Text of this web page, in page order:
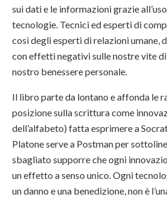
sui dati e le informazioni grazie
tecnologie. Tecnici ed esperti di
così degli esperti di relazioni umane,
con effetti negativi sulle nostre vite di
nostro benessere personale.
Il libro parte da lontano e affonda le
posizione sulla scrittura come
dell’alfabeto) fatta esprimere a
Platone serve a Postman per
sbagliato supporre che ogni
un effetto a senso unico. Ogni
un danno e una benedizione, non è